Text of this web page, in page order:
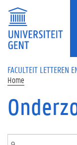
Overslaan en naar de
FACULTEIT LETTEREN
Home